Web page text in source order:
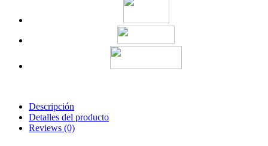
Descripción
Detalles del producto
Reviews (0)